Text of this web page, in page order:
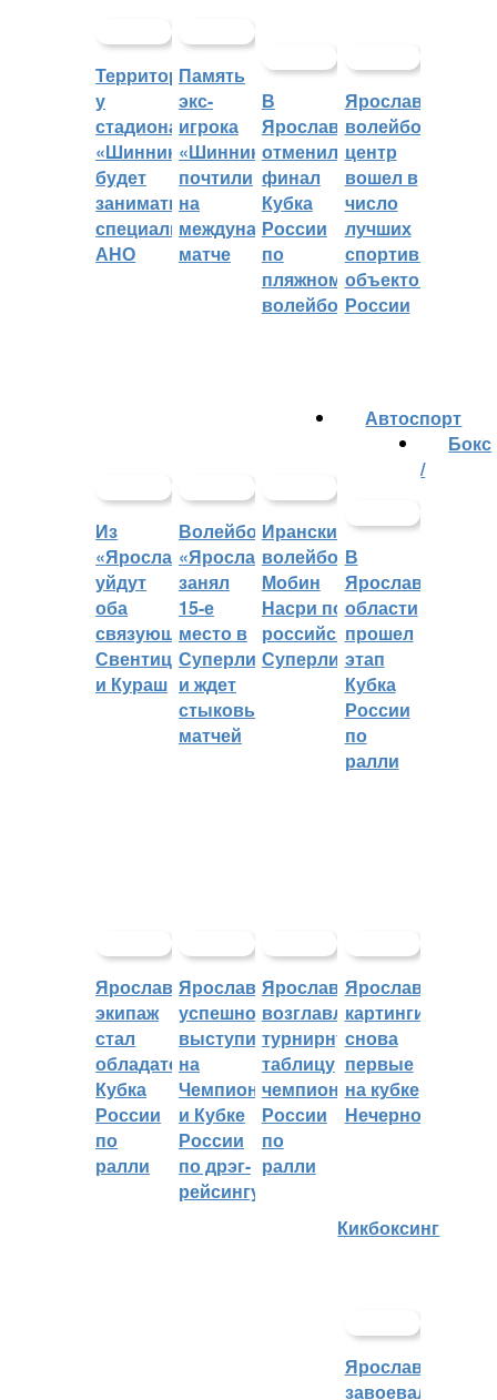
Территорией
у
стадиона
«Шинник»
будет
заниматься
специальное
АНО
Память
экс-
игрока
«Шинника»
почтили
на
международном
матче
В
Ярославле
отменили
финал
Кубка
России
по
пляжному
волейболу
Ярославский
волейбольный
центр
вошел в
число
лучших
спортивных
объектов
России
Из
«Ярославича»
уйдут
оба
связующих:
Свентицкис
и Кураш
Волейбольный
«Ярославич»
занял
15-е
место в
Суперлиге
и ждет
стыковых
матчей
Иранский
волейболист
Мобин
Насри покинет
российскую
Суперлигу
Автоспорт
В
Ярославской
области
прошел
этап
Кубка
России
по
ралли
Ярославский
экипаж
стал
обладателем
Кубка
России
по
ралли
Ярославцы
успешно
выступили
на
Чемпионате
и Кубке
России
по дрэг-
рейсингу
Ярославцы
возглавляют
турнирную
таблицу
чемпионата
России
по
ралли
Ярославские
картингисты
снова
первые
на кубке
Нечерноземья
Бокс
/
Кикбоксинг
Ярославцы
завоевали